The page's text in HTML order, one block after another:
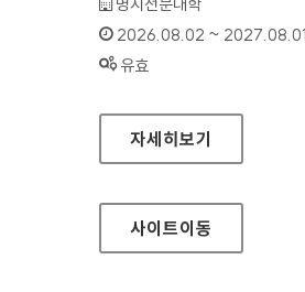
인증기간 :
2026.08.02 ~ 2027.08.01
상태 :
유효
명지전문대학
자세히보기
사이트이동